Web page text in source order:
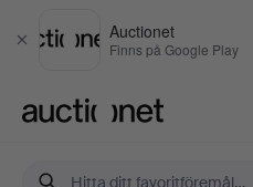
Stäng
Auctionet
Finns på Google Play